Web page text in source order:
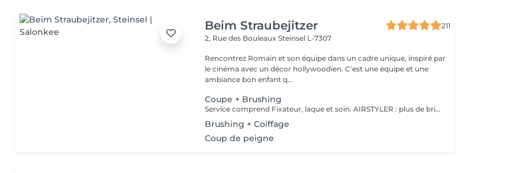
Beim Straubejitzer
211
2, Rue des BouleauxSteinsel L-7307
Rencontrez Romain et son équipe dans un cadre unique, inspiré par
le cinéma avec un décor hollywoodien. C'est une équipe et une
ambiance bon enfant q...
Coupe + Brushing
Service comprend Fixateur, laque et soin. AIRSTYLER : plus de brillance et de ténacité qu'un brushing. JocoStyler: un lisseur, lissage et soin, qui donne la brillance spectaculaire.
Brushing + Coiffage
Coup de peigne